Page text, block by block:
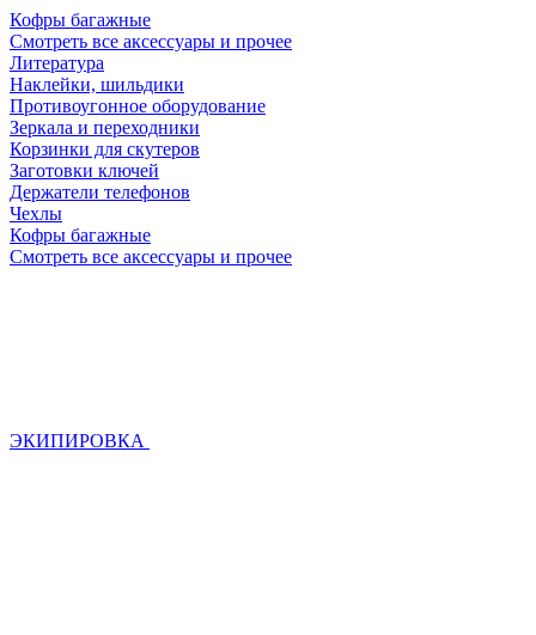
Кофры багажные
Смотреть все аксессуары и прочее
Литература
Наклейки, шильдики
Противоугонное оборудование
Зеркала и переходники
Корзинки для скутеров
Заготовки ключей
Держатели телефонов
Чехлы
Кофры багажные
Смотреть все аксессуары и прочее
ЭКИПИРОВКА